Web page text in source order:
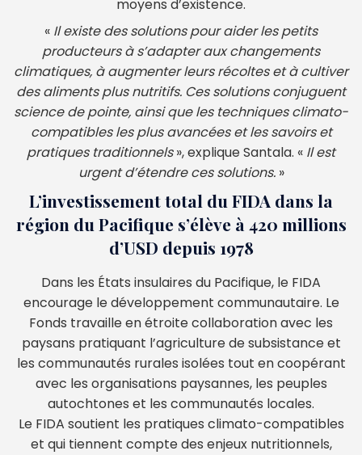
moyens d’existence.
« Il existe des solutions pour aider les petits
producteurs à s’adapter aux changements
climatiques, à augmenter leurs récoltes et à cultiver
des aliments plus nutritifs. Ces solutions conjuguent
science de pointe, ainsi que les techniques climato-
compatibles les plus avancées et les savoirs et
pratiques traditionnels», explique Santala. « Il est
urgent d’étendre ces solutions.»
L’investissement total du FIDA dans la
région du Pacifique s’élève à 420 millions
d’USD depuis 1978
Dans les États insulaires du Pacifique, le FIDA
encourage le développement communautaire. Le
Fonds travaille en étroite collaboration avec les
paysans pratiquant l’agriculture de subsistance et
les communautés rurales isolées tout en coopérant
avec les organisations paysannes, les peuples
autochtones et les communautés locales.
Le FIDA soutient les pratiques climato-compatibles
et qui tiennent compte des enjeux nutritionnels,